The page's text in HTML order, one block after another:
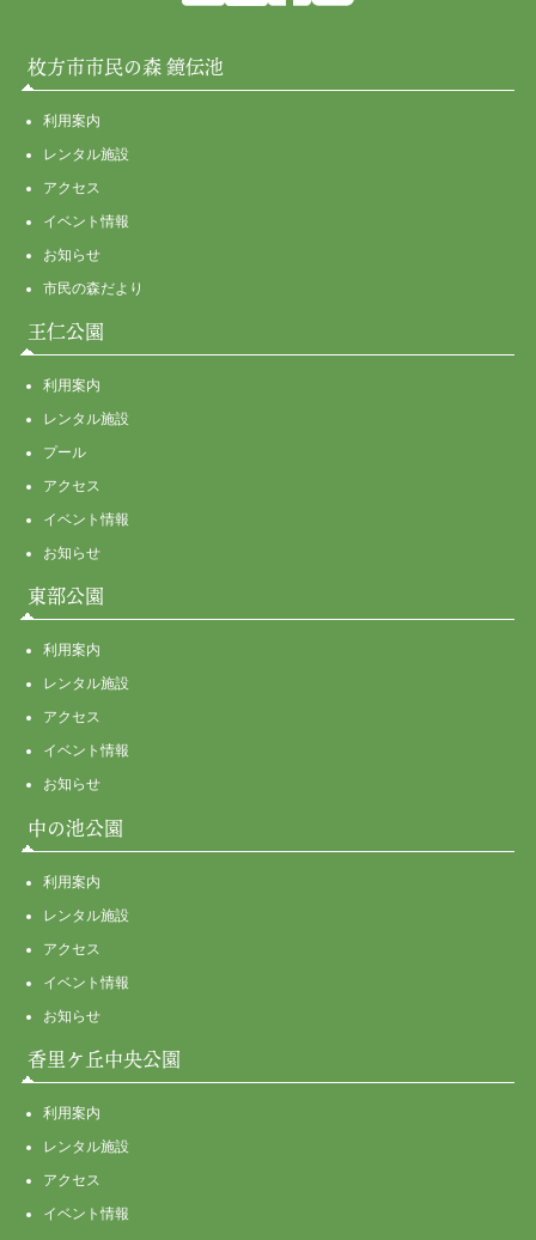
枚方市市民の森 鏡伝池
利用案内
レンタル施設
アクセス
イベント情報
お知らせ
市民の森だより
王仁公園
利用案内
レンタル施設
プール
アクセス
イベント情報
お知らせ
東部公園
利用案内
レンタル施設
アクセス
イベント情報
お知らせ
中の池公園
利用案内
レンタル施設
アクセス
イベント情報
お知らせ
香里ケ丘中央公園
利用案内
レンタル施設
アクセス
イベント情報